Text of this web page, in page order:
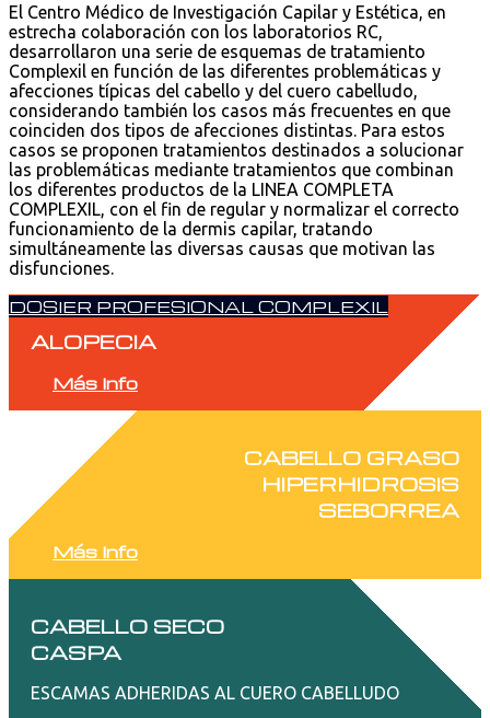
El Centro Médico de Investigación Capilar y Estética, en
estrecha colaboración con los laboratorios RC,
desarrollaron una serie de esquemas de tratamiento
Complexil en función de las diferentes problemáticas y
afecciones típicas del cabello y del cuero cabelludo,
considerando también los casos más frecuentes en que
coinciden dos tipos de afecciones distintas. Para estos
casos se proponen tratamientos destinados a solucionar
las problemáticas mediante tratamientos que combinan
los diferentes productos de la LINEA COMPLETA
COMPLEXIL, con el fin de regular y normalizar el correcto
funcionamiento de la dermis capilar, tratando
simultáneamente las diversas causas que motivan las
disfunciones.
DOSIER PROFESIONAL COMPLEXIL
ALOPECIA
Más Info
CABELLO GRASO
HIPERHIDROSIS
SEBORREA
Más Info
CABELLO SECO
CASPA
ESCAMAS ADHERIDAS AL CUERO CABELLUDO